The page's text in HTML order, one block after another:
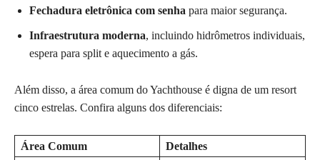
Fechadura eletrônica com senha para maior segurança.
Infraestrutura moderna, incluindo hidrômetros individuais,
espera para split e aquecimento a gás.
Além disso, a área comum do Yachthouse é digna de um resort
cinco estrelas. Confira alguns dos diferenciais:
Área Comum
Detalhes